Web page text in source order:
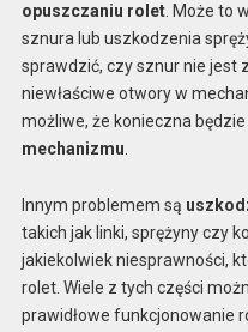
opuszczaniu rolet. Może to
sznura lub uszkodzenia
sprawdzić, czy sznur nie jest
niewłaściwe otwory w
możliwe, że konieczna będzie
mechanizmu.
Innym problemem są
takich jak linki, sprężyny czy
jakiekolwiek niesprawności,
rolet. Wiele z tych części
prawidłowe funkcjonowanie